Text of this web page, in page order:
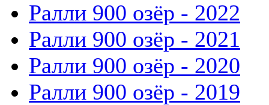
Ралли 900 озёр - 2022
Ралли 900 озёр - 2021
Ралли 900 озёр - 2020
Ралли 900 озёр - 2019